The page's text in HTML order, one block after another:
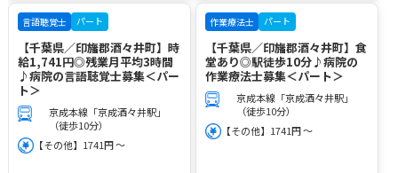
言語聴覚士 パート
【千葉県／印旛郡酒々井町】時
給1,741円◎残業月平均3時間
♪病院の言語聴覚士募集＜パー
ト＞
京成本線「京成酒々井駅」
（徒歩10分）
【その他】1741円 ～
作業療法士 パート
【千葉県／印旛郡酒々井町】食
堂あり◎駅徒歩10分♪病院の
作業療法士募集＜パート＞
京成本線「京成酒々井駅」
（徒歩10分）
【その他】1741円 ～